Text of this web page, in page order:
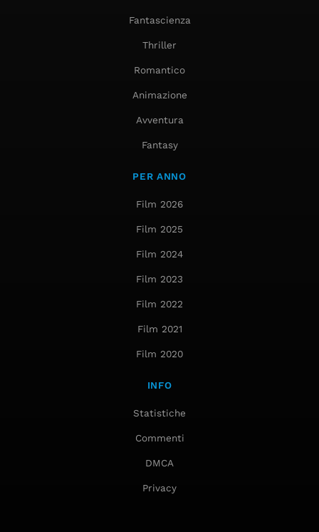
Fantascienza
Thriller
Romantico
Animazione
Avventura
Fantasy
PER ANNO
Film 2026
Film 2025
Film 2024
Film 2023
Film 2022
Film 2021
Film 2020
INFO
Statistiche
Commenti
DMCA
Privacy